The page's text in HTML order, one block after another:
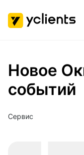
Новое
событий
Сервис